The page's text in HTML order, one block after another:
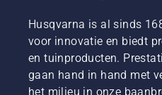
Husqvarna is al sinds
voor innovatie en biedt
en tuinproducten.
gaan hand in hand met
het milieu in onze